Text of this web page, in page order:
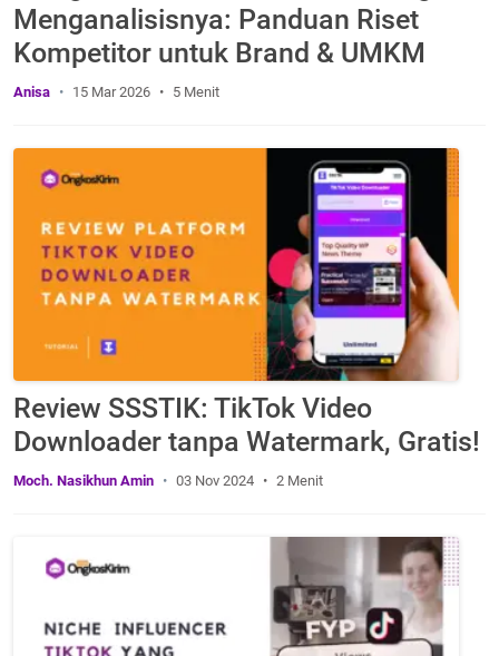
Menganalisisnya: Panduan Riset
Kompetitor untuk Brand & UMKM
Anisa 15 Mar 2026 5 Menit
Review SSSTIK: TikTok Video
Downloader tanpa Watermark, Gratis!
Moch. Nasikhun Amin 03 Nov 2024 2 Menit